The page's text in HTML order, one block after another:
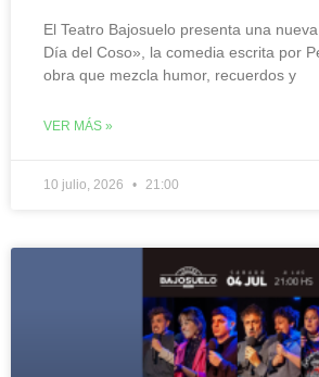
El Teatro Bajosuelo presenta una
Día del Coso», la comedia escrita por
obra que mezcla humor, recuerdos y
VER MÁS »
10 julio, 2026 21:00